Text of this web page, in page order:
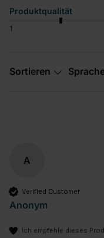
Produktqualität
1
Sortieren
A
Verified Customer
Anonym
Ich empfehle dieses